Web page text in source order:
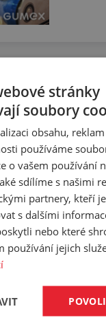
dopravníkových
PVC a PU pásů
stránky
soubory
obsahu,
používáme
o vašem používání
sdílíme s našimi
partnery, kteří
s dalšími
nebo které
používání jejich